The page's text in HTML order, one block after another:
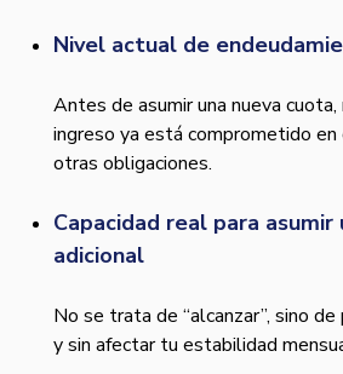
Nivel actual de
Antes de asumir una nueva
ingreso ya está comprometido
otras obligaciones.
Capacidad real para asumir
adicional
No se trata de “alcanzar”, sino
y sin afectar tu estabilidad